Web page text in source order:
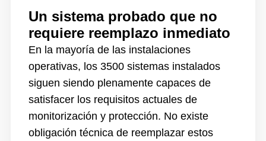
Un sistema probado que no
requiere reemplazo inmediato
En la mayoría de las instalaciones
operativas, los 3500 sistemas instalados
siguen siendo plenamente capaces de
satisfacer los requisitos actuales de
monitorización y protección. No existe
obligación técnica de reemplazar estos